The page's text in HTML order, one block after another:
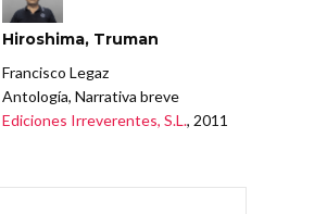
Hiroshima, Truman
Francisco Legaz
Antología, Narrativa breve
Ediciones Irreverentes, S.L., 2011